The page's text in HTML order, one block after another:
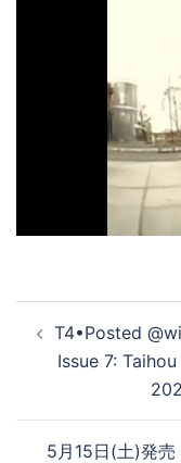
稿 T4•Posted
Issue 7:
5月15日(土)発